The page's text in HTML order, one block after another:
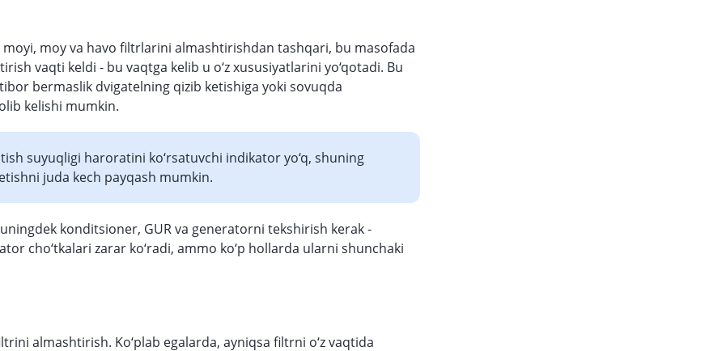
moy va havo filtrlarini almashtirishdan tashqari, bu masofada
vaqti keldi - bu vaqtga kelib u o‘z xususiyatlarini yo‘qotadi. Bu
bermaslik dvigatelning qizib ketishiga yoki sovuqda
kelishi mumkin.
suyuqligi haroratini ko‘rsatuvchi indikator yo‘q, shuning
juda kech payqash mumkin.
konditsioner, GUR va generatorni tekshirish kerak -
cho‘tkalari zarar ko‘radi, ammo ko‘p hollarda ularni shunchaki
almashtirish. Ko‘plab egalarda, ayniqsa filtrni o‘z vaqtida